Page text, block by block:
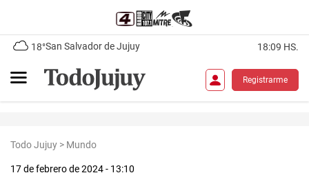
18°San Salvador de Jujuy 18:09 HS.
Registrarme
Todo Jujuy > Mundo
17 de febrero de 2024 - 13:10